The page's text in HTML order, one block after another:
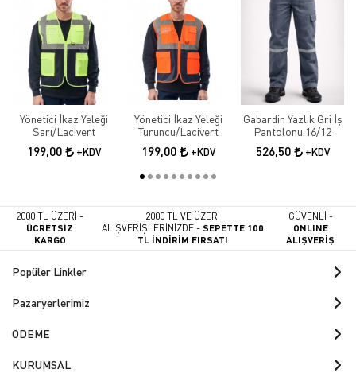
Yönetici İkaz Yeleği
Sarı/Lacivert
199,00 +KDV
Yönetici İkaz Yeleği
Turuncu/Lacivert
199,00 +KDV
Gabardin Yazlık Gri İş
Pantolonu 16/12
526,50 +KDV
2000 TL ÜZERİ -
ÜCRETSİZ
KARGO
2000 TL VE ÜZERİ
ALIŞVERİŞLERİNİZDE -SEPETTE 100
TL İNDİRİM FIRSATI
GÜVENLİ -
ONLINE
ALIŞVERİŞ
Popüler Linkler
Pazaryerlerimiz
ÖDEME
KURUMSAL